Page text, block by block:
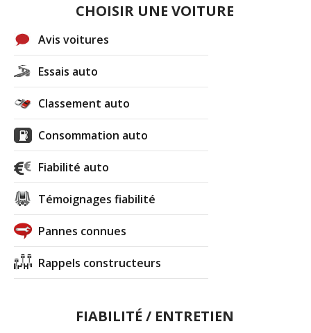
CHOISIR UNE VOITURE
Avis voitures
Essais auto
Classement auto
Consommation auto
Fiabilité auto
Témoignages fiabilité
Pannes connues
Rappels constructeurs
FIABILITÉ / ENTRETIEN